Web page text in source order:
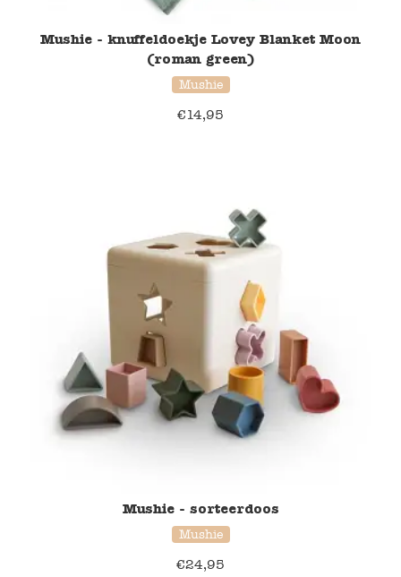
Mushie - knuffeldoekje Lovey Blanket Moon
(roman green)
Mushie
€14,95
Mushie - sorteerdoos
Mushie
€24,95